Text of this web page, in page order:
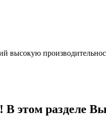
этом разделе